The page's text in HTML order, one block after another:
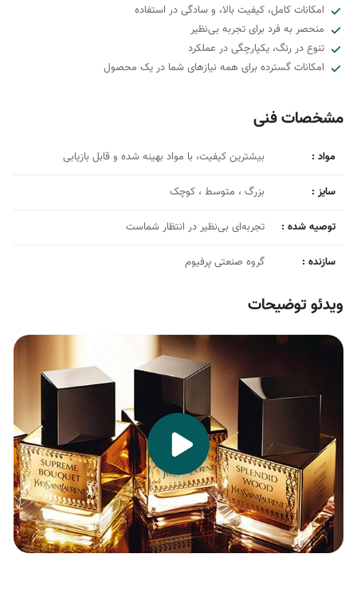
امکانات کامل، کیفیت بالا، و سادگی در استفاده
منحصر به فرد برای تجربه بی‌نظیر
تنوع در رنگ، یکپارچگی در عملکرد
امکانات گسترده برای همه نیازهای شما در یک محصول
مشخصات فنی
مواد : بیشترین کیفیت، با مواد بهینه شده و قابل بازیابی
سایز : بزرگ ، متوسط ، کوچک
توصیه شده : تجربه‌ای بی‌نظیر در انتظار شماست
سازنده : گروه صنعتی پرفیوم
ویدئو توضیحات